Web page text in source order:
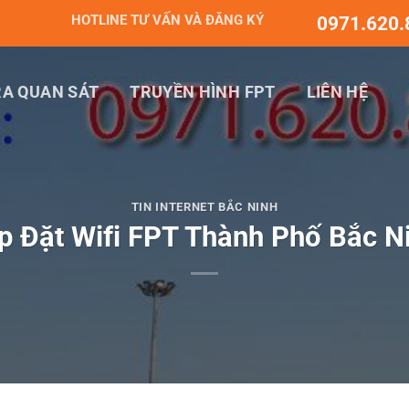
HOTLINE TƯ VẤN VÀ ĐĂNG KÝ
QUAN SÁT TRUYỀN HÌNH FPT LIÊN HỆ
TIN INTERNET BẮC NINH
Đặt Wifi FPT Thành Phố Bắc